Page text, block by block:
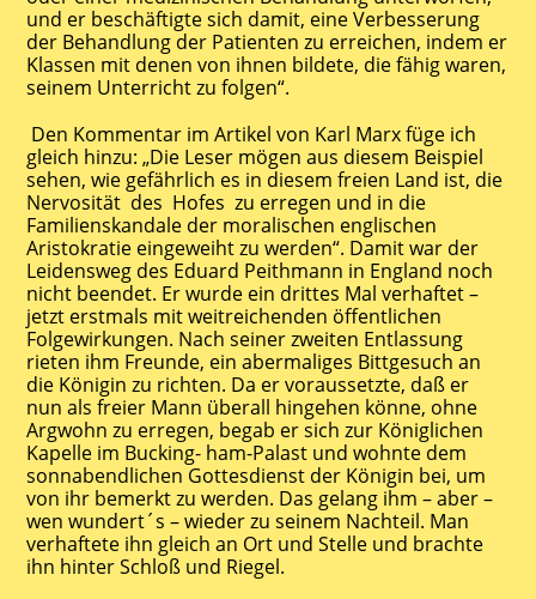
und er beschäftigte sich damit, eine Verbesserung
der Behandlung der Patienten zu erreichen, indem er
Klassen mit denen von ihnen bildete, die fähig waren,
seinem Unterricht zu folgen“.
Den Kommentar im Artikel von Karl Marx füge ich
gleich hinzu: „Die Leser mögen aus diesem Beispiel
sehen, wie gefährlich es in diesem freien Land ist, die
Nervosität des Hofes zu erregen und in die
Familienskandale der moralischen englischen
Aristokratie eingeweiht zu werden“. Damit war der
Leidensweg des Eduard Peithmann in England noch
nicht beendet. Er wurde ein drittes Mal verhaftet –
jetzt erstmals mit weitreichenden öffentlichen
Folgewirkungen. Nach seiner zweiten Entlassung
rieten ihm Freunde, ein abermaliges Bittgesuch an
die Königin zu richten. Da er voraussetzte, daß er
nun als freier Mann überall hingehen könne, ohne
Argwohn zu erregen, begab er sich zur Königlichen
Kapelle im Bucking- ham-Palast und wohnte dem
sonnabendlichen Gottesdienst der Königin bei, um
von ihr bemerkt zu werden. Das gelang ihm – aber –
wen wundert´s – wieder zu seinem Nachteil. Man
verhaftete ihn gleich an Ort und Stelle und brachte
ihn hinter Schloß und Riegel.